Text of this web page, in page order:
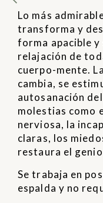
Lo más
transforma y
forma apacible
relajación de
cuerpo-mente.
cambia, se
autosanación
molestias como
nerviosa, la
claras, los
restaura el
Se trabaja en
espalda y no